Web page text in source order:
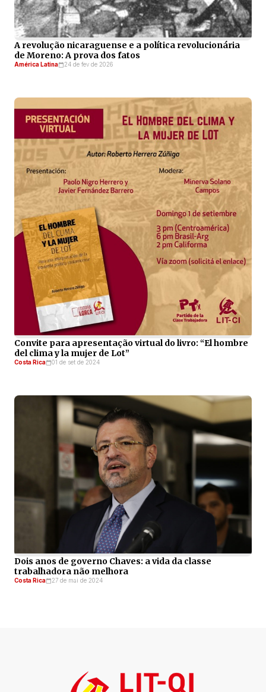
A revolução nicaraguense e a política revolucionária
de Moreno: A prova dos fatos
América Latina 24 de fev de 2026
Convite para apresentação virtual do livro: “El hombre
del clima y la mujer de Lot”
Costa Rica 01 de set de 2024
Dois anos de governo Chaves: a vida da classe
trabalhadora não melhora
Costa Rica 27 de mai de 2024